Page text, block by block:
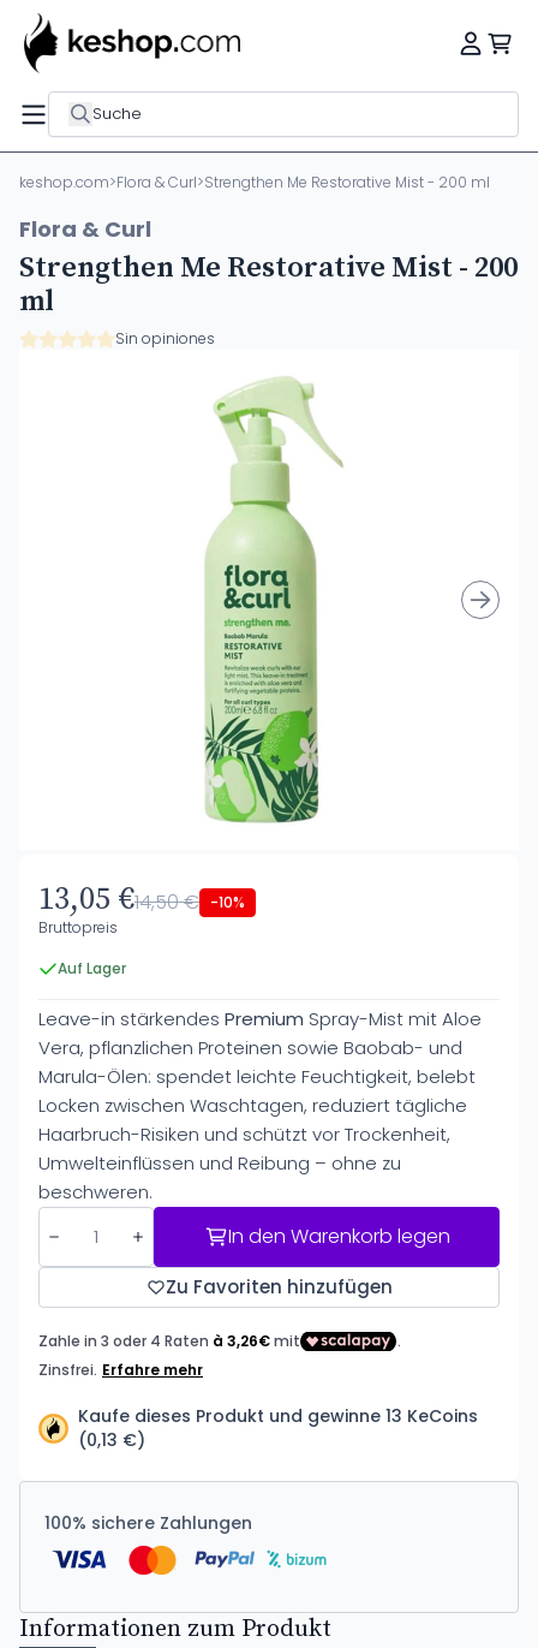
Suche
keshop.com>Flora & Curl>Strengthen Me Restorative Mist - 200 ml
Flora & Curl
Strengthen Me Restorative Mist - 200
ml
Sin opiniones
13,05 €14,50 € -10%
Bruttopreis
Auf Lager
Leave-in stärkendes Premium Spray-Mist mit Aloe
Vera, pflanzlichen Proteinen sowie Baobab- und
Marula-Ölen: spendet leichte Feuchtigkeit, belebt
Locken zwischen Waschtagen, reduziert tägliche
Haarbruch-Risiken und schützt vor Trockenheit,
Umwelteinflüssen und Reibung – ohne zu
beschweren.
In den Warenkorb legen
Zu Favoriten hinzufügen
Kaufe dieses Produkt und gewinne 13 KeCoins
(0,13 €)
100% sichere Zahlungen
Informationen zum Produkt